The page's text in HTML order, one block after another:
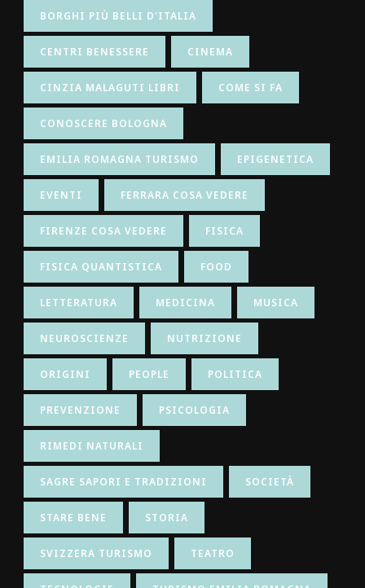
BORGHI PIÙ BELLI D'ITALIA
CENTRI BENESSERE CINEMA
CINZIA MALAGUTI LIBRI COME SI FA
CONOSCERE BOLOGNA
EMILIA ROMAGNA TURISMO EPIGENETICA
EVENTI FERRARA COSA VEDERE
FIRENZE COSA VEDERE FISICA
FISICA QUANTISTICA FOOD
LETTERATURA MEDICINA MUSICA
NEUROSCIENZE NUTRIZIONE
ORIGINI PEOPLE POLITICA
PREVENZIONE PSICOLOGIA
RIMEDI NATURALI
SAGRE SAPORI E TRADIZIONI SOCIETÀ
STARE BENE STORIA
SVIZZERA TURISMO TEATRO